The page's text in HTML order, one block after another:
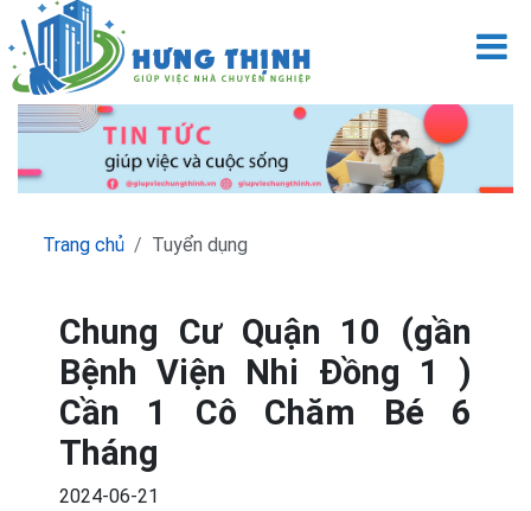
Trang chủ Tuyển dụng
Chung Cư Quận 10 (gần
Bệnh Viện Nhi Đồng 1 )
Cần 1 Cô Chăm Bé 6
Tháng
2024-06-21